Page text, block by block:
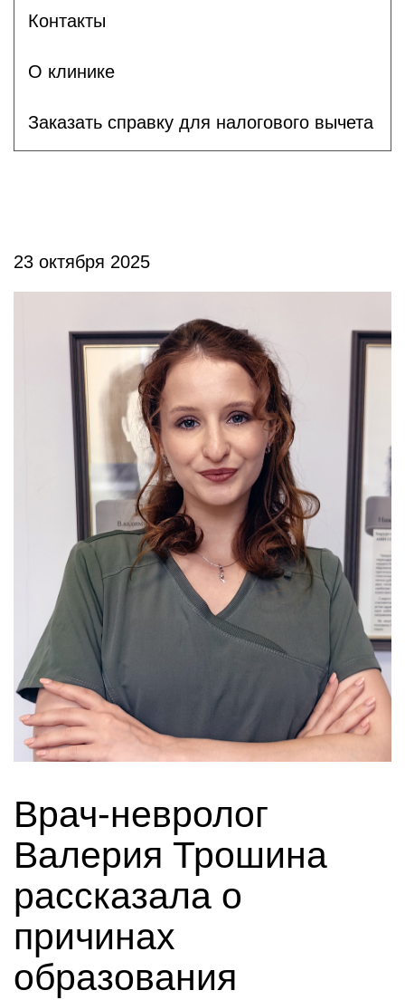
Контакты
О клинике
Заказать справку для налогового вычета
23 октября 2025
Врач-невролог
Валерия Трошина
рассказала о
причинах
образования